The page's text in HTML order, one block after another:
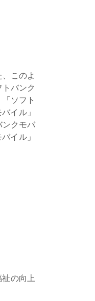
このよ
バンク
ソフト
イル」
ンクモバ
イル」
の向上